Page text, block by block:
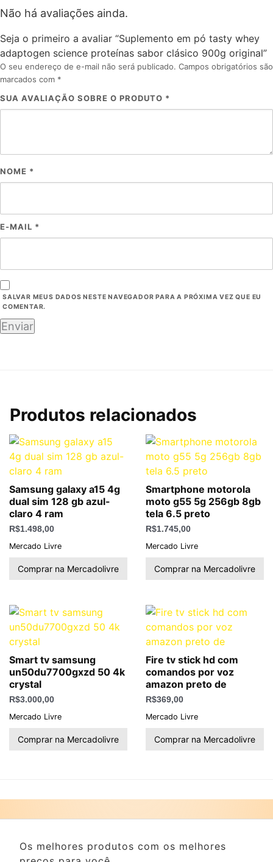
Não há avaliações ainda.
Seja o primeiro a avaliar “Suplemento em pó tasty whey
adaptogen science proteínas sabor clásico 900g original”
O seu endereço de e-mail não será publicado. Campos obrigatórios são
marcados com *
SUA AVALIAÇÃO SOBRE O PRODUTO *
NOME *
E-MAIL *
SALVAR MEUS DADOS NESTE NAVEGADOR PARA A PRÓXIMA VEZ QUE EU
COMENTAR.
Produtos relacionados
Samsung galaxy a15 4g
dual sim 128 gb azul-
claro 4 ram
R$1.498,00
Mercado Livre
Comprar na Mercadolivre
Smartphone motorola
moto g55 5g 256gb 8gb
tela 6.5 preto
R$1.745,00
Mercado Livre
Comprar na Mercadolivre
Smart tv samsung
un50du7700gxzd 50 4k
crystal
R$3.000,00
Mercado Livre
Comprar na Mercadolivre
Fire tv stick hd com
comandos por voz
amazon preto de
R$369,00
Mercado Livre
Comprar na Mercadolivre
Os melhores produtos com os melhores